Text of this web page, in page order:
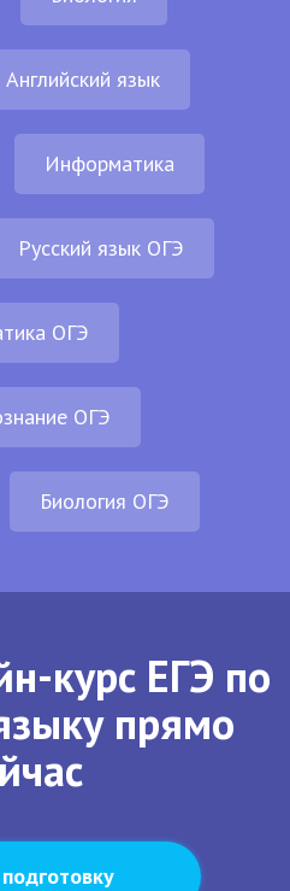
Английский язык
Информатика
Русский язык ОГЭ
ОГЭ
ОГЭ
Биология ОГЭ
курс ЕГЭ по
прямо